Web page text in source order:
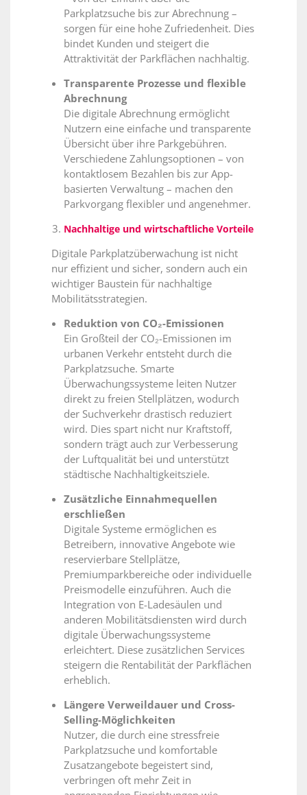
Parkplatzsuche bis zur Abrechnung –
sorgen für eine hohe Zufriedenheit. Dies
bindet Kunden und steigert die
Attraktivität der Parkflächen nachhaltig.
Transparente Prozesse und flexible
Abrechnung
Die digitale Abrechnung ermöglicht
Nutzern eine einfache und transparente
Übersicht über ihre Parkgebühren.
Verschiedene Zahlungsoptionen – von
kontaktlosem Bezahlen bis zur App-
basierten Verwaltung – machen den
Parkvorgang flexibler und angenehmer.
Nachhaltige und wirtschaftliche Vorteile
Digitale Parkplatzüberwachung ist nicht
nur effizient und sicher, sondern auch ein
wichtiger Baustein für nachhaltige
Mobilitätsstrategien.
Reduktion von CO₂-Emissionen
Ein Großteil der CO₂-Emissionen im
urbanen Verkehr entsteht durch die
Parkplatzsuche. Smarte
Überwachungssysteme leiten Nutzer
direkt zu freien Stellplätzen, wodurch
der Suchverkehr drastisch reduziert
wird. Dies spart nicht nur Kraftstoff,
sondern trägt auch zur Verbesserung
der Luftqualität bei und unterstützt
städtische Nachhaltigkeitsziele.
Zusätzliche Einnahmequellen
erschließen
Digitale Systeme ermöglichen es
Betreibern, innovative Angebote wie
reservierbare Stellplätze,
Premiumparkbereiche oder individuelle
Preismodelle einzuführen. Auch die
Integration von E-Ladesäulen und
anderen Mobilitätsdiensten wird durch
digitale Überwachungssysteme
erleichtert. Diese zusätzlichen Services
steigern die Rentabilität der Parkflächen
erheblich.
Längere Verweildauer und Cross-
Selling-Möglichkeiten
Nutzer, die durch eine stressfreie
Parkplatzsuche und komfortable
Zusatzangebote begeistert sind,
verbringen oft mehr Zeit in